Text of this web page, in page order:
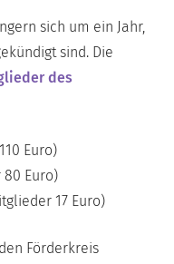
sich um ein Jahr,
sind. Die
des
Euro)
80 Euro)
17 Euro)
Förderkreis